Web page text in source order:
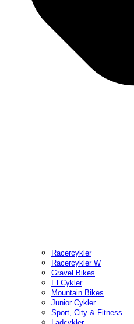
Racercykler
Racercykler W
Gravel Bikes
El Cykler
Mountain Bikes
Junior Cykler
Sport, City & Fitness